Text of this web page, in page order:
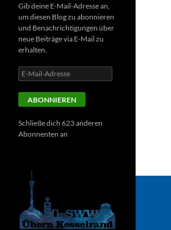
Gib deine E-Mail-Adresse an,
um diesen Blog zu abonnieren
und Benachrichtigungen über
neue Beiträge via E-Mail zu
erhalten.
E-
Mail-
Adresse
ABONNIEREN
Schließe dich 623 anderen
Abonnenten an